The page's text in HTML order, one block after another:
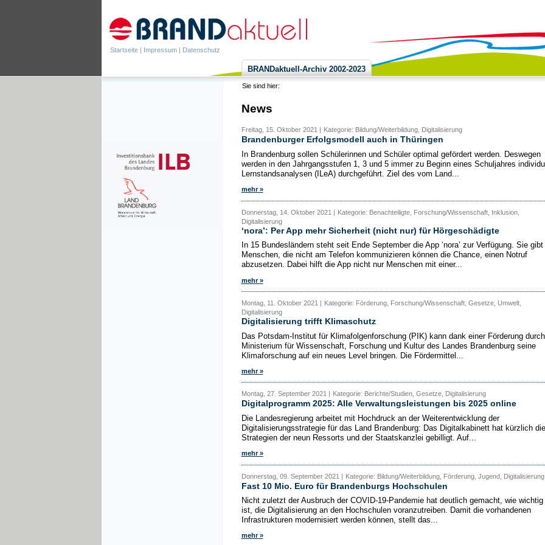
Startseite | Impressum | Datenschutz
BRANDaktuell-Archiv 2002-2023
Sie sind hier:
News
Freitag, 15. Oktober 2021 | Kategorie: Bildung/Weiterbildung, Digitalisierung
Brandenburger Erfolgsmodell auch in Thüringen
In Brandenburg sollen Schülerinnen und Schüler optimal gefördert werden. Deswegen
werden in den Jahrgangsstufen 1, 3 und 5 immer zu Beginn eines Schuljahres
Lernstandsanalysen (ILeA) durchgeführt. Ziel des vom Land...
mehr »
Donnerstag, 14. Oktober 2021 | Kategorie: Benachteiligte, Forschung/Wissenschaft, Inklusion,
Digitalisierung
‘nora’: Per App mehr Sicherheit (nicht nur) für Hörgeschädigte
In 15 Bundesländern steht seit Ende September die App ‘nora’ zur Verfügung. Sie gibt
Menschen, die nicht am Telefon kommunizieren können die Chance, einen Notruf
abzusetzen. Dabei hilft die App nicht nur Menschen mit einer...
mehr »
Montag, 11. Oktober 2021 | Kategorie: Förderung, Forschung/Wissenschaft, Gesetze, Umwelt,
Digitalisierung
Digitalisierung trifft Klimaschutz
Das Potsdam-Institut für Klimafolgenforschung (PIK) kann dank einer Förderung
Ministerium für Wissenschaft, Forschung und Kultur des Landes Brandenburg seine
Klimaforschung auf ein neues Level bringen. Die Fördermittel...
mehr »
Montag, 27. September 2021 | Kategorie: Berichte/Studien, Gesetze, Digitalisierung
Digitalprogramm 2025: Alle Verwaltungsleistungen bis 2025 online
Die Landesregierung arbeitet mit Hochdruck an der Weiterentwicklung der
Digitalisierungsstrategie für das Land Brandenburg: Das Digitalkabinett hat kürzlich die
Strategien der neun Ressorts und der Staatskanzlei gebilligt. Auf...
mehr »
Donnerstag, 09. September 2021 | Kategorie: Bildung/Weiterbildung, Förderung, Jugend, Digitalisierung
Fast 10 Mio. Euro für Brandenburgs Hochschulen
Nicht zuletzt der Ausbruch der COVID-19-Pandemie hat deutlich gemacht, wie wichtig
ist, die Digitalisierung an den Hochschulen voranzutreiben. Damit die vorhandenen
Infrastrukturen modernisiert werden können, stellt das...
mehr »